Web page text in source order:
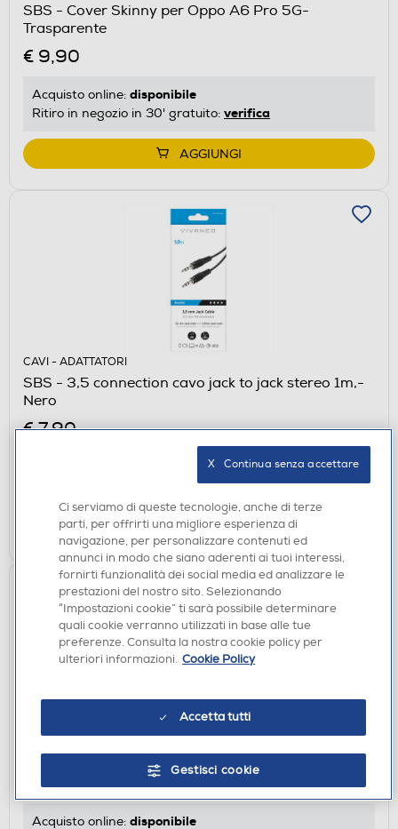
SBS - Cover Skinny per Oppo A6 Pro 5G-
Trasparente
€ 9,90
Acquisto online: disponibile
Ritiro in negozio in 30' gratuito: verifica
AGGIUNGI
CAVI - ADATTATORI
SBS - 3,5 connection cavo jack to jack stereo 1m,-
Nero
€ 7,90
Ritiro in negozio in 30' gratuito:verifica
AGGIUNGI
AURICOLARI SMARTPHONE
SBS - Auricolare semi in ear MHEARSETB-Blu
€ 7,90
Acquisto online: disponibile
Ci serviamo di queste tecnologie, anche di terze
parti, per offrirti una migliore esperienza di
navigazione, per personalizzare contenuti ed
annunci in modo che siano aderenti ai tuoi interessi,
fornirti funzionalità dei social media ed analizzare le
prestazioni del nostro sito. Selezionando
“Impostazioni cookie” ti sarà possibile determinare
quali cookie verranno utilizzati in base alle tue
preferenze. Consulta la nostra cookie policy per
ulteriori informazioni. Cookie Policy
Accetta tutti
Gestisci cookie
X   Continua senza accettare